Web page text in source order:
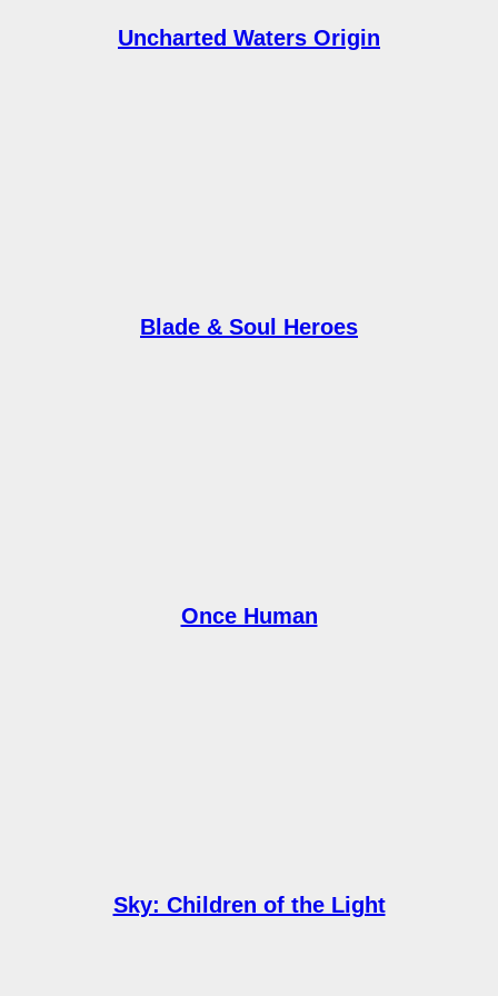
Uncharted Waters Origin
Blade & Soul Heroes
Once Human
Sky: Children of the Light